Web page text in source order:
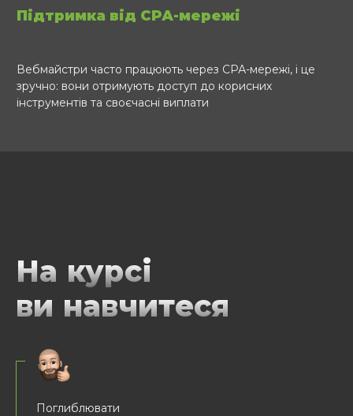
Підтримка від СРА-мережі
Вебмайстри часто працюють через СРА-мережі, і це
зручно: вони отримують доступ до корисних
інструментів та своєчасні виплати
На курсі
ви навчитеся
Поглиблювати